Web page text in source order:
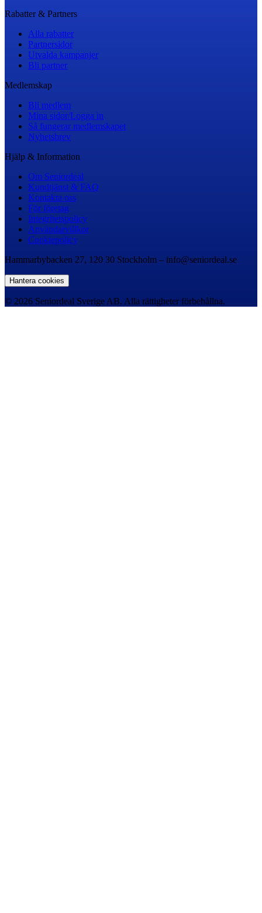
Rabatter & Partners
Alla rabatter
Partnersidor
Utvalda kampanjer
Bli partner
Medlemskap
Bli medlem
Mina sidor/Logga in
Så fungerar medlemskapet
Nyhetsbrev
Hjälp & Information
Om Seniordeal
Kundtjänst & FAQ
Kontakta oss
För företag
Integritetspolicy
Användarvillkor
Cookiepolicy
Hammarbybacken 27, 120 30 Stockholm – info@seniordeal.se
Hantera cookies
© 2026 Seniordeal Sverige AB. Alla rättigheter förbehållna.